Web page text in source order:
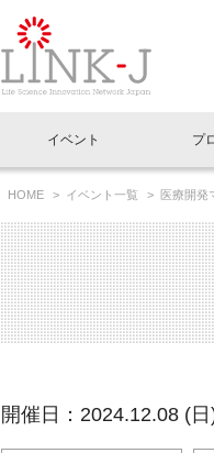
イベントお知らせメール登録
イベント
イベント一覧
LINK-J主催・共催
LINK-J協賛・協力
プ
Out of Box相談室
インタビュー・コラム一覧
スペシャルインタビュー
連載コラム
ニュース一覧
トピック
メディア情報
協賛・協力
理事長挨拶
国内外連携
組織概要
特別会員一覧
専用メニューはこちら
ラウンジ・会議室
アクセス
HOME イベント一覧 医療開発
開催日：2024.12.08 (日